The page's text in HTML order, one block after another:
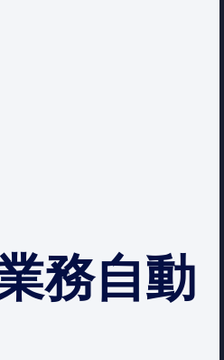
務自動